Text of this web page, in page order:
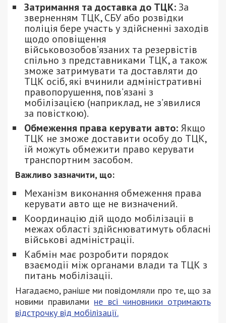
Затримання та доставка до ТЦК:За
зверненням ТЦК, СБУ або розвідки
поліція бере участь у здійсненні заходів
щодо оповіщення
військовозобов’язаних та резервістів
спільно з представниками ТЦК, а також
зможе затримувати та доставляти до
ТЦК осіб, які вчинили адміністративні
правопорушення, пов’язані з
мобілізацією (наприклад, не з’явилися
за повісткою).
Обмеження права керувати авто: Якщо
ТЦК не зможе доставити особу до ТЦК,
їй можуть обмежити право керувати
транспортним засобом.
Важливо зазначити, що:
Механізм виконання обмеження права
керувати авто ще не визначений.
Координацію дій щодо мобілізації в
межах області здійснюватимуть обласні
військові адміністрації.
Кабмін має розробити порядок
взаємодії між органами влади та ТЦК з
питань мобілізації.
Нагадаємо, раніше ми повідомляли про те, що за
новими правилами не всі чиновники отримають
відстрочку від мобілізації.